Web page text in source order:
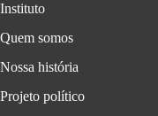
Instituto
Quem somos
Nossa história
Projeto político